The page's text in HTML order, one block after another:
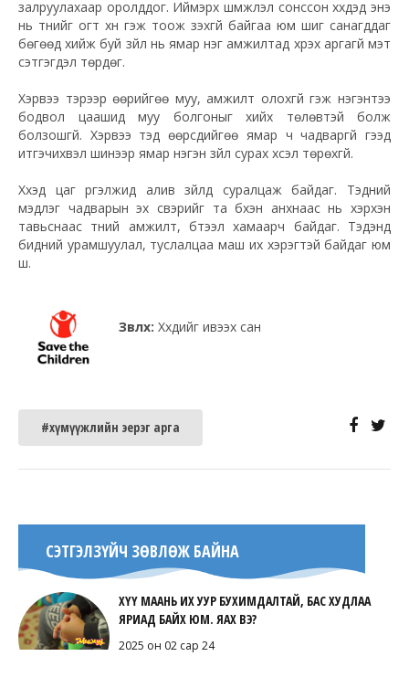
залруулахаар оролддог. Иймэрхүү шүүмжлэл сонссон хүүхдэд энэ
нь түүнийг огт хүн гэж тоож үзэхгүй байгаа юм шиг санагддаг
бөгөөд хийж буй зүйл нь ямар нэг амжилтад хүрэх аргагүй мэт
сэтгэгдэл төрдөг.
Хэрвээ тэрээр өөрийгөө муу, амжилт олохгүй гэж нэгэнтээ
бодвол цаашид муу болгоныг хийх төлөвтэй болж
болзошгүй. Хэрвээ тэд өөрсдийгөө ямар ч чадваргүй гээд
итгэчихвэл шинээр ямар нэгэн зүйл сурах хүсэл төрөхгүй.
Хүүхэд цаг үргэлжид алив зүйлд суралцаж байдаг. Тэдний
мэдлэг чадварын эх үүсвэрийг та бүхэн анхнаас нь хэрхэн
тавьснаас түүний амжилт, бүтээл хамаарч байдаг. Тэдэнд
бидний урамшуулал, туслалцаа маш их хэрэгтэй байдаг юм
шүү.
Зөвлөх: Хүүхдийг ивээх сан
#хүмүүжлийн эерэг арга
СЭТГЭЛЗҮЙЧ ЗӨВЛӨЖ БАЙНА
ХҮҮ МААНЬ ИХ УУР БУХИМДАЛТАЙ, БАС ХУДЛАА
ЯРИАД БАЙХ ЮМ. ЯАХ ВЭ?
2025 он 02 сар 24